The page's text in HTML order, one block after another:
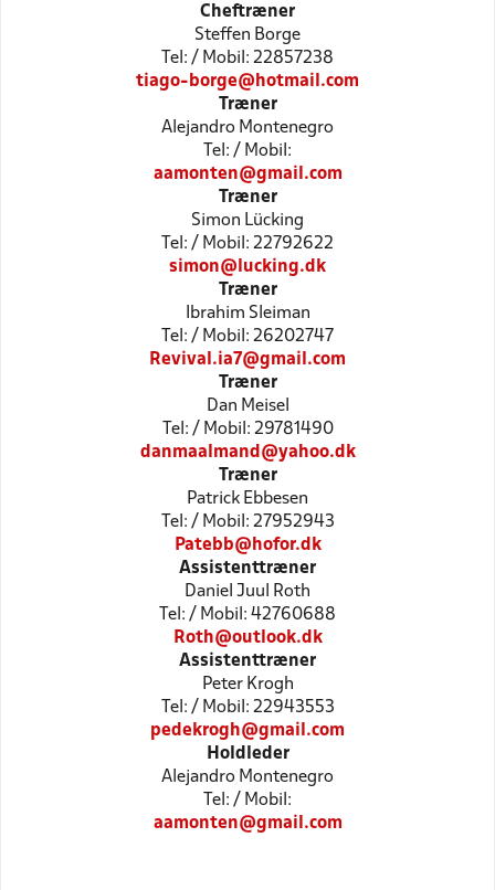
Cheftræner
Steffen Borge
Tel: / Mobil: 22857238
tiago-borge@hotmail.com
Træner
Alejandro Montenegro
Tel: / Mobil:
aamonten@gmail.com
Træner
Simon Lücking
Tel: / Mobil: 22792622
simon@lucking.dk
Træner
Ibrahim Sleiman
Tel: / Mobil: 26202747
Revival.ia7@gmail.com
Træner
Dan Meisel
Tel: / Mobil: 29781490
danmaalmand@yahoo.dk
Træner
Patrick Ebbesen
Tel: / Mobil: 27952943
Patebb@hofor.dk
Assistenttræner
Daniel Juul Roth
Tel: / Mobil: 42760688
Roth@outlook.dk
Assistenttræner
Peter Krogh
Tel: / Mobil: 22943553
pedekrogh@gmail.com
Holdleder
Alejandro Montenegro
Tel: / Mobil:
aamonten@gmail.com